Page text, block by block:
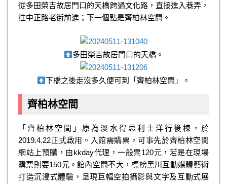
從多田榮吉故居門口的天橋跨過文化路，直接進入巷弄，
往中正路老街前進；下一個點是齊柏林空間。
多田榮吉故居門口的天橋。
下橋之後走沒多久便可到「齊柏林空間」。
齊柏林空間
「齊柏林空間」原為淡水得忌利士洋行後棟，於
2019.4.22正式啟用。入館需購票，可事先於齊柏林空間
網站上預購，由kkday代理，一般票120元，若是在現場
購票則要150元。館內空間不大，標榜黑川互動媒體藝術
打造沉浸式體驗，呈現巨幅空拍攝影與文字及互動式展